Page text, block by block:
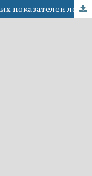
Сравнительный анализ экономических показателей лесного хозяйства России и Финляндии